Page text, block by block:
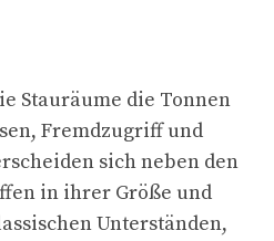
Stauräume die Tonnen
Fremdzugriff und
sich neben den
in ihrer Größe und
Unterständen,